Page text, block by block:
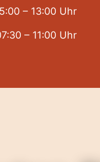
– 13:00 Uhr
– 11:00 Uhr